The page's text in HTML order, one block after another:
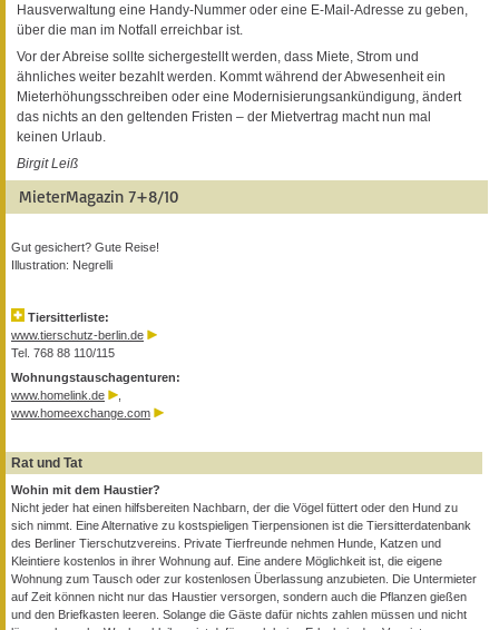
Hausverwaltung eine Handy-Nummer oder eine E-Mail-Adresse zu geben,
über die man im Notfall erreichbar ist.
Vor der Abreise sollte sichergestellt werden, dass Miete, Strom und
ähnliches weiter bezahlt werden. Kommt während der Abwesenheit ein
Mieterhöhungsschreiben oder eine Modernisierungsankündigung, ändert
das nichts an den geltenden Fristen – der Mietvertrag macht nun mal
keinen Urlaub.
Birgit Leiß
MieterMagazin 7+8/10
Gut gesichert? Gute Reise!
Illustration: Negrelli
Tiersitterliste:
www.tierschutz-berlin.de
Tel. 768 88 110/115
Wohnungstauschagenturen:
www.homelink.de
www.homeexchange.com
Rat und Tat
Wohin mit dem Haustier?
Nicht jeder hat einen hilfsbereiten Nachbarn, der die Vögel füttert oder den Hund zu
sich nimmt. Eine Alternative zu kostspieligen Tierpensionen ist die Tiersitterdatenbank
des Berliner Tierschutzvereins. Private Tierfreunde nehmen Hunde, Katzen und
Kleintiere kostenlos in ihrer Wohnung auf. Eine andere Möglichkeit ist, die eigene
Wohnung zum Tausch oder zur kostenlosen Überlassung anzubieten. Die Untermieter
auf Zeit können nicht nur das Haustier versorgen, sondern auch die Pflanzen gießen
und den Briefkasten leeren. Solange die Gäste dafür nichts zahlen müssen und nicht